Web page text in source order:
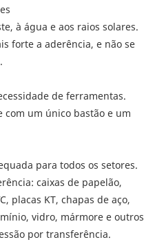
à água e aos raios solares.
forte a aderência, e não se
de ferramentas.
um único bastão e um
para todos os setores.
caixas de papelão,
placas KT, chapas de aço,
vidro, mármore e outros
por transferência.